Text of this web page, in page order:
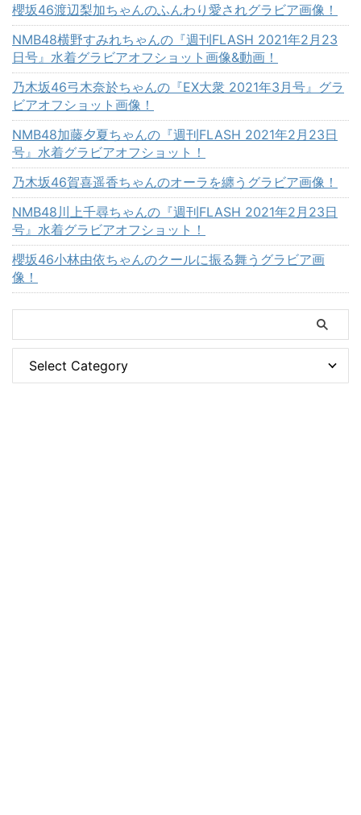
櫻坂46渡辺梨加ちゃんのふんわり愛されグラビア画像！
NMB48横野すみれちゃんの『週刊FLASH 2021年2月23
日号』水着グラビアオフショット画像&動画！
乃木坂46弓木奈於ちゃんの『EX大衆 2021年3月号』グラ
ビアオフショット画像！
NMB48加藤夕夏ちゃんの『週刊FLASH 2021年2月23日
号』水着グラビアオフショット！
乃木坂46賀喜遥香ちゃんのオーラを纏うグラビア画像！
NMB48川上千尋ちゃんの『週刊FLASH 2021年2月23日
号』水着グラビアオフショット！
櫻坂46小林由依ちゃんのクールに振る舞うグラビア画
像！